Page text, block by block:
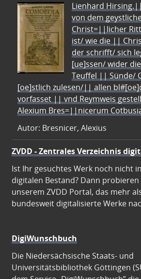
Lienhard
von dem
Christ=||licher
ist/ wie die ||
der schrifft/ sich
[ue]ssen/ wider
Teuffel || Sünde/
[oe]stlich zulesen/|| allen
vorfasset || vnd Reymweis
Alexium Bres=||nicerum
Autor: Bresnicer, Alexius
ZVDD - Zentrales Verzeichnis
Ist Ihr gesuchtes Werk noch nicht
digitalen Bestand? Dann probieren
unserem ZVDD Portal, das mehr
bundesweit digitalisierte Werke
DigiWunschbuch
Die Niedersächsische Staats- und
Universitätsbibliothek Göttingen